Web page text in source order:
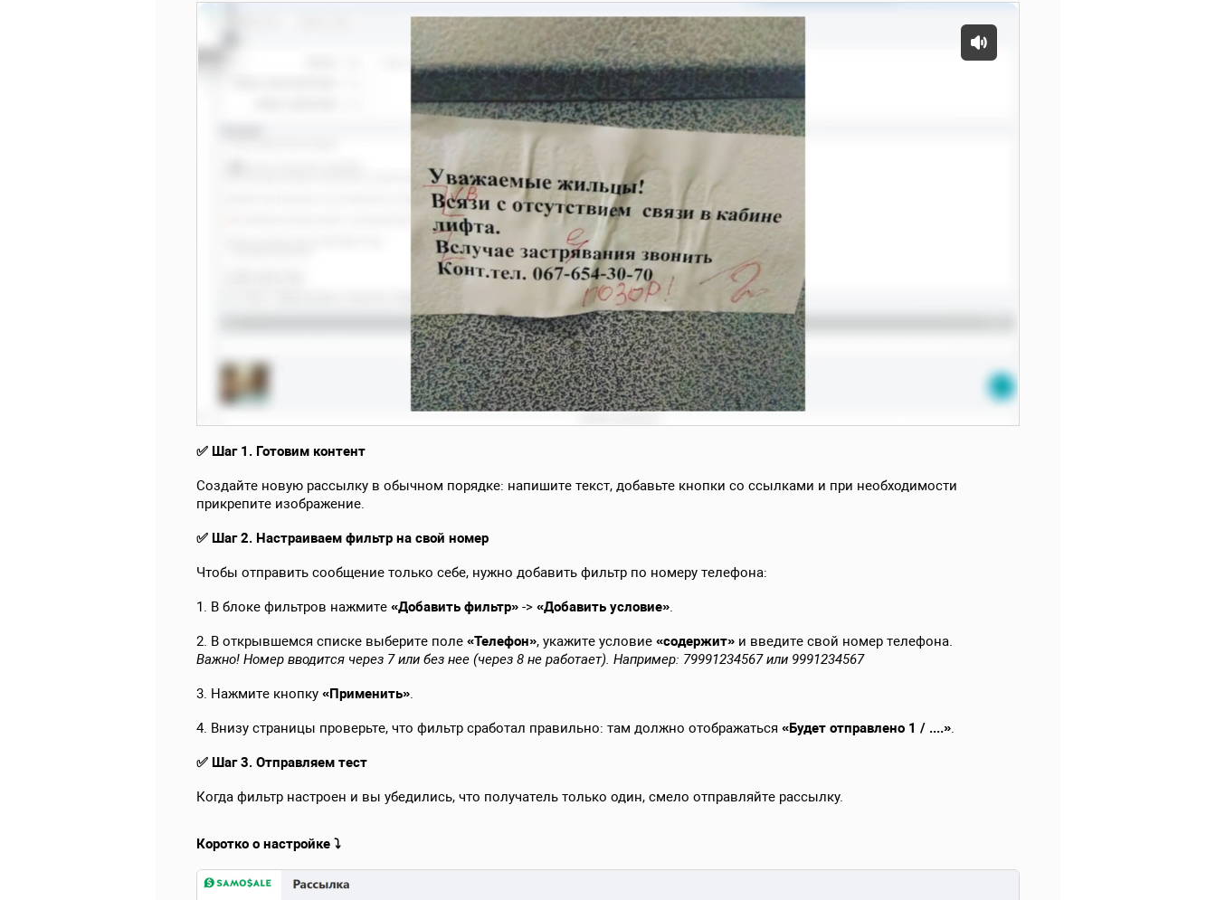
✅ Шаг 1. Готовим контент
Создайте новую рассылку в обычном порядке: напишите текст, добавьте кнопки со ссылками и при необходимости
прикрепите изображение.
✅ Шаг 2. Настраиваем фильтр на свой номер
Чтобы отправить сообщение только себе, нужно добавить фильтр по номеру телефона:
1. В блоке фильтров нажмите «Добавить фильтр» -> «Добавить условие»
2. В открывшемся списке выберите поле «Телефон», укажите условие «содержит» и введите свой номер телефона.
Важно! Номер вводится через 7 или без нее (через 8 не работает). Например: 79991234567 или 9991234567
3. Нажмите кнопку «Применить»
4. Внизу страницы проверьте, что фильтр сработал правильно: там должно отображаться «Будет отправлено 1 / ....»
✅ Шаг 3. Отправляем тест
Когда фильтр настроен и вы убедились, что получатель только один, смело отправляйте рассылку.
Коротко о настройке ⤵️